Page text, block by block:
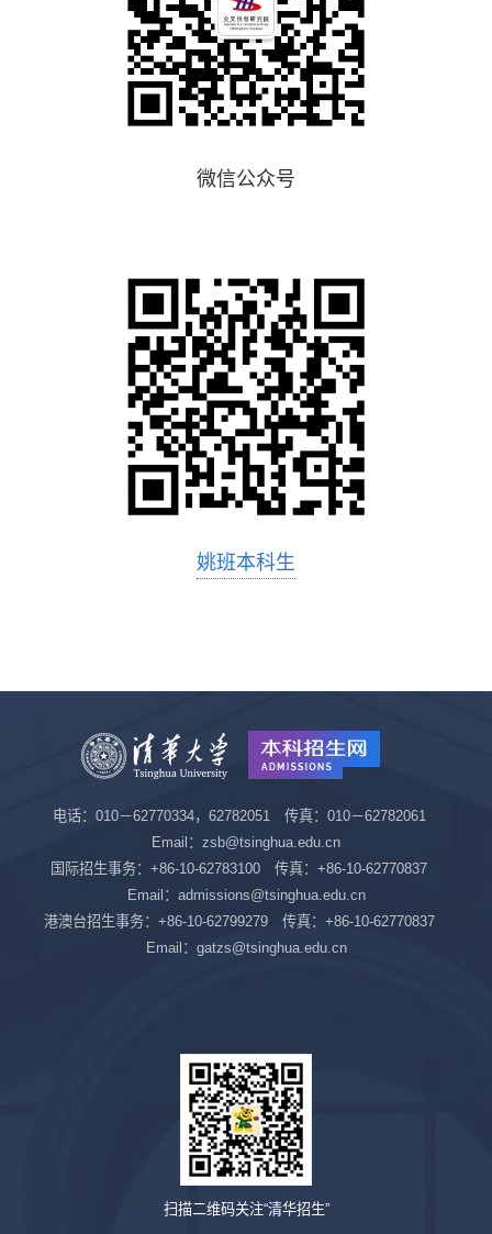
微信公众号
姚班本科生
电话：010－62770334，62782051 传真：010－62782061
Email：zsb@tsinghua.edu.cn
国际招生事务：+86-10-62783100 传真：+86-10-62770837
Email：admissions@tsinghua.edu.cn
港澳台招生事务：+86-10-62799279 传真：+86-10-62770837
Email：gatzs@tsinghua.edu.cn
扫描二维码关注“清华招生”